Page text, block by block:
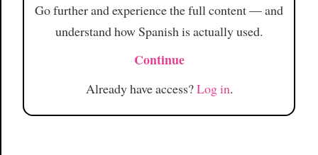
Go further and experience the full content — and
understand how Spanish is actually used.
Continue
Already have access?Log in.